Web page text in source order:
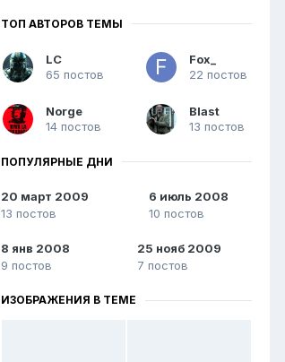
ТОП АВТОРОВ ТЕМЫ
LC
65 постов
Fox_
22 постов
Norge
14 постов
Blast
13 постов
ПОПУЛЯРНЫЕ ДНИ
20 март 2009
13 постов
6 июль 2008
10 постов
8 янв 2008
9 постов
25 нояб 2009
7 постов
ИЗОБРАЖЕНИЯ В ТЕМЕ